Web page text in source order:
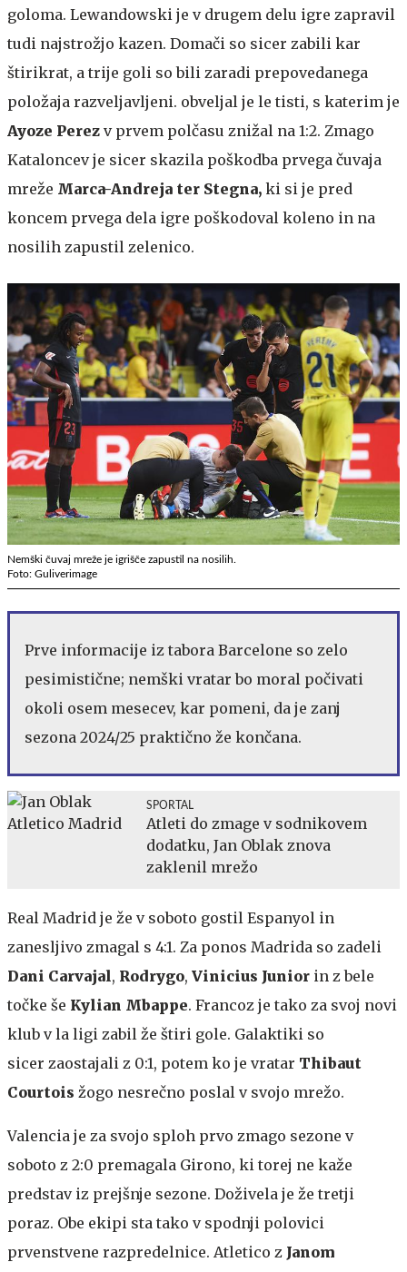
goloma. Lewandowski je v drugem delu igre zapravil
tudi najstrožjo kazen. Domači so sicer zabili kar
štirikrat, a trije goli so bili zaradi prepovedanega
položaja razveljavljeni. obveljal je le tisti, s katerim je
Ayoze Perez v prvem polčasu znižal na 1:2. Zmago
Kataloncev je sicer skazila poškodba prvega čuvaja
mreže Marca-Andreja ter Stegna, ki si je pred
koncem prvega dela igre poškodoval koleno in na
nosilih zapustil zelenico.
Nemški čuvaj mreže je igrišče zapustil na nosilih.
Foto: Guliverimage
Prve informacije iz tabora Barcelone so zelo
pesimistične; nemški vratar bo moral počivati
okoli osem mesecev, kar pomeni, da je zanj
sezona 2024/25 praktično že končana.
SPORTAL
Atleti do zmage v sodnikovem
dodatku, Jan Oblak znova
zaklenil mrežo
Real Madrid je že v soboto gostil Espanyol in
zanesljivo zmagal s 4:1. Za ponos Madrida so zadeli
Dani Carvajal, Rodrygo, Vinicius Junior in z bele
točke še Kylian Mbappe. Francoz je tako za svoj novi
klub v la ligi zabil že štiri gole. Galaktiki so
sicer zaostajali z 0:1, potem ko je vratar Thibaut
Courtois žogo nesrečno poslal v svojo mrežo.
Valencia je za svojo sploh prvo zmago sezone v
soboto z 2:0 premagala Girono, ki torej ne kaže
predstav iz prejšnje sezone. Doživela je že tretji
poraz. Obe ekipi sta tako v spodnji polovici
prvenstvene razpredelnice. Atletico z Janom